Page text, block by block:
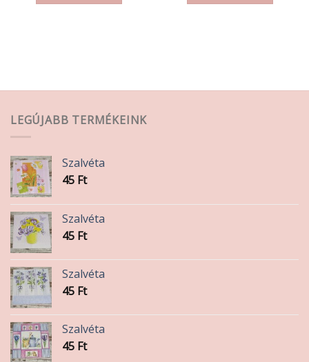
LEGÚJABB TERMÉKEINK
Szalvéta
45 Ft
Szalvéta
45 Ft
Szalvéta
45 Ft
Szalvéta
45 Ft